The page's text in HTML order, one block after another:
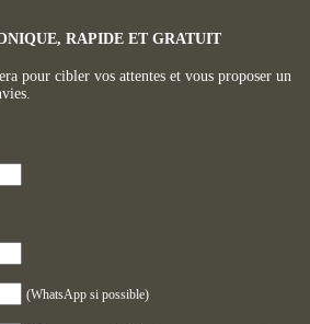
RAPIDE ET GRATUIT
pour cibler vos attentes et vous proposer un
(WhatsApp si possible)